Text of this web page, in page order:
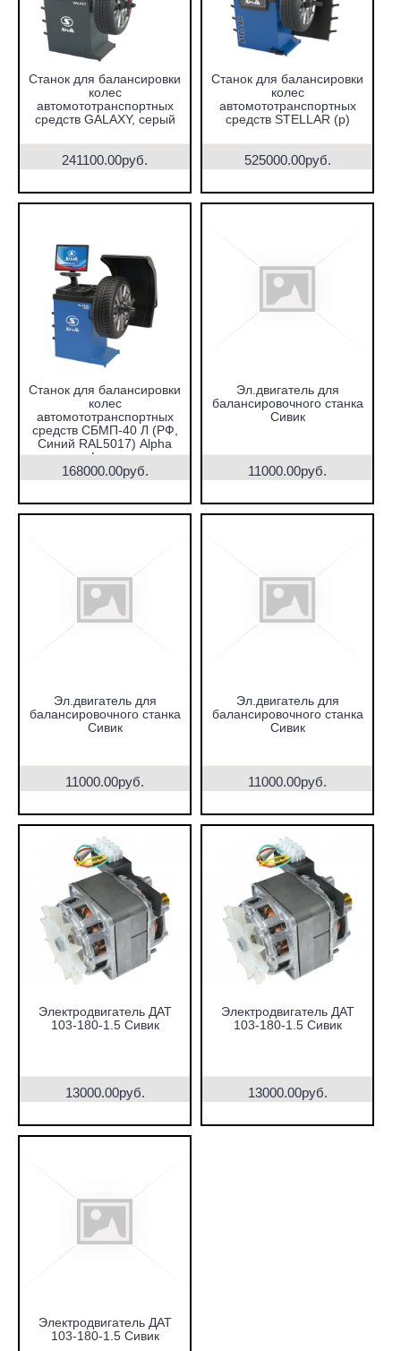
Станок для балансировки
колес
автомототранспортных
средств GALAXY, серый
241100.00руб.
Станок для балансировки
колес
автомототранспортных
средств STELLAR (p)
525000.00руб.
Станок для балансировки
колес
автомототранспортных
средств СБМП-40 Л (РФ,
Синий RAL5017) Alpha
Luxe
168000.00руб.
Эл.двигатель для
балансировочного станка
Сивик
11000.00руб.
Эл.двигатель для
балансировочного станка
Сивик
11000.00руб.
Эл.двигатель для
балансировочного станка
Сивик
11000.00руб.
Электродвигатель ДАТ
103-180-1.5 Сивик
13000.00руб.
Электродвигатель ДАТ
103-180-1.5 Сивик
13000.00руб.
Электродвигатель ДАТ
103-180-1.5 Сивик